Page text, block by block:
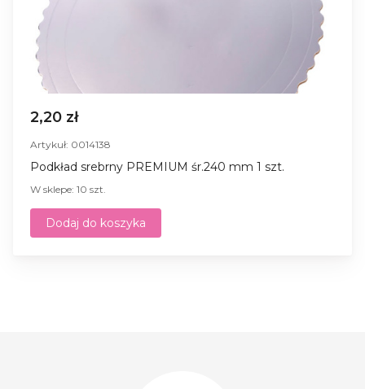
2,20 zł
Artykuł: 0014138
Podkład srebrny PREMIUM śr.240 mm 1 szt.
W sklepe: 10 szt.
Dodaj do koszyka